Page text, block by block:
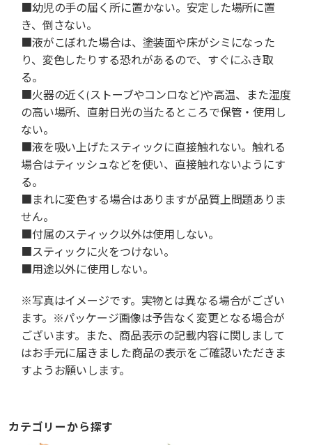
■幼児の手の届く所に置かない。安定した場所に置
き、倒さない。
■液がこぼれた場合は、塗装面や床がシミになった
り、変色したりする恐れがあるので、すぐにふき取
る。
■火器の近く(ストーブやコンロなど)や高温、また湿度
の高い場所、直射日光の当たるところで保管・使用し
ない。
■液を吸い上げたスティックに直接触れない。触れる
場合はティッシュなどを使い、直接触れないようにす
る。
■まれに変色する場合はありますが品質上問題ありま
せん。
■付属のスティック以外は使用しない。
■スティックに火をつけない。
■用途以外に使用しない。
※写真はイメージです。実物とは異なる場合がござい
ます。※パッケージ画像は予告なく変更となる場合が
ございます。また、商品表示の記載内容に関しまして
はお手元に届きました商品の表示をご確認いただきま
すようお願いします。
カテゴリーから探す